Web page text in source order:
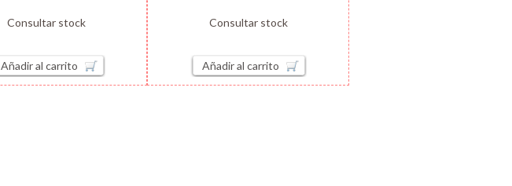
Consultar stock
Añadir al carrito
Consultar stock
Añadir al carrito